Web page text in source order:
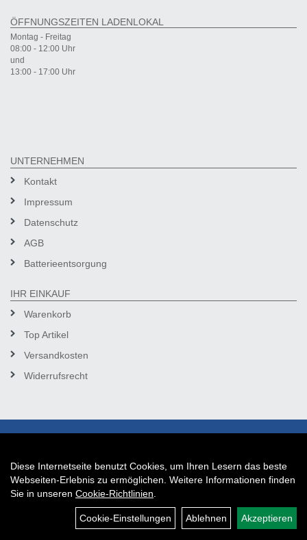
ÖFFNUNGSZEITEN LADENLOKAL
Montag - Freitag
08:00 - 12:00 Uhr
und
13:00 - 17:00 Uhr
UNTERNEHMEN
Kontakt
Impressum
Datenschutz
AGB
Batterieentsorgung
IHR EINKAUF
Warenkorb
Top Artikel
Versandkosten
Widerrufsrecht
Diese Internetseite benutzt Cookies, um Ihren Lesern das beste
Webseiten-Erlebnis zu ermöglichen. Weitere Informationen finden
Sie in unseren Cookie-Richtlinien
Cookie-Einstellungen Ablehnen Akzeptieren
Auftrag widerrufen